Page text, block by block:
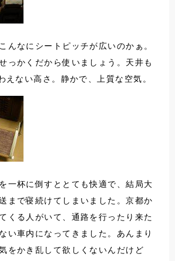
んなにシートピッチが広いのかぁ。
っかくだから使いましょう。天井も
えない高さ。静かで、上質な空気。
一杯に倒すととても快適で、結局大
まで寝続けてしまいました。京都か
くる人がいて、通路を行ったり来た
い車内になってきました。あんまり
をかき乱して欲しくないんだけど